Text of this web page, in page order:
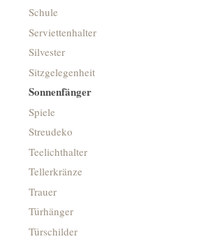
Schule
Serviettenhalter
Silvester
Sitzgelegenheit
Sonnenfänger
Spiele
Streudeko
Teelichthalter
Tellerkränze
Trauer
Türhänger
Türschilder